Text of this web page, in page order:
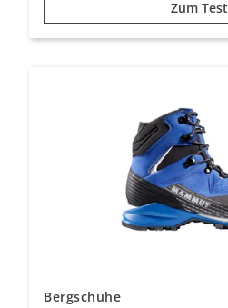
Zum Test
Bergschuhe